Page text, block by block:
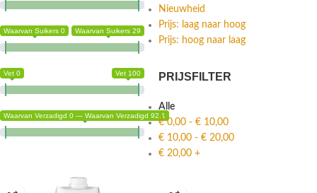
Waarvan Suikers 0 Waarvan Suikers 29
Vet 0 Vet 100
Waarvan Verzadigd 0 — Waarvan Verzadigd 92.1
Nieuwheid
Prijs: laag naar hoog
Prijs: hoog naar laag
PRIJSFILTER
Alle
€0,00 - € 10,00
€ 10,00 - € 20,00
€ 20,00 +